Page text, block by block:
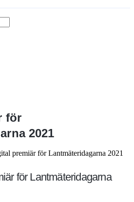
för
2021
premiär för Lantmäteridagarna 2021
för Lantmäteridagarna